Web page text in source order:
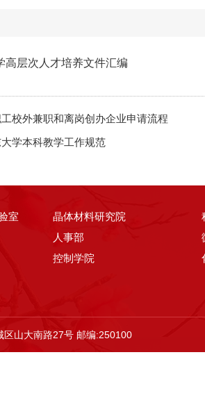
高层次人才培养文件汇编
校外兼职和离岗创办企业申请流程
学本科教学工作规范
室 晶体材料研究院
人事部
控制学院
区山大南路27号 邮编:250100